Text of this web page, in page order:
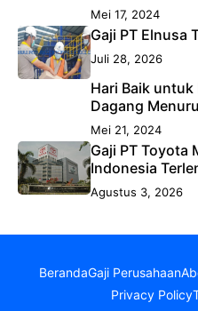
Mei 17, 2024
Gaji PT Elnusa
Juli 28, 2026
Hari Baik untuk
Dagang
Mei 21, 2024
Gaji PT Toyota
Indonesia
Agustus 3, 2026
BerandaGaji Perusahaan
Privacy Policy